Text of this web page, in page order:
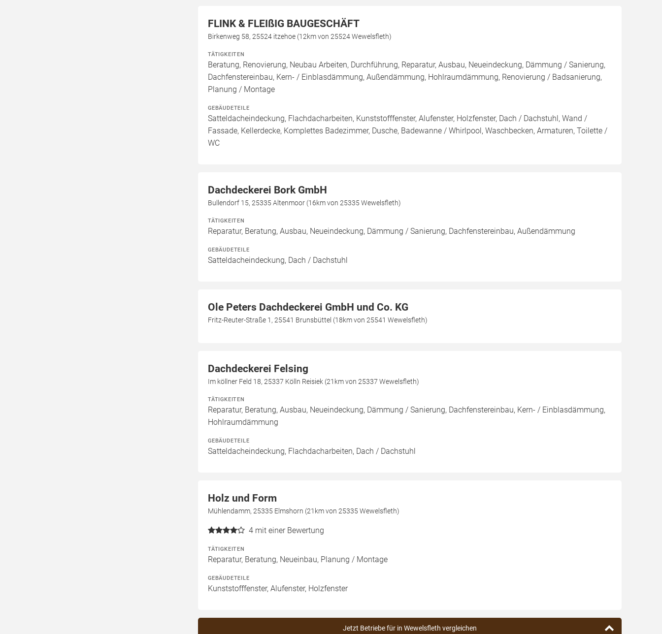
FLINK & FLEIßIG BAUGESCHÄFT
Birkenweg 58, 25524 itzehoe (12km von 25524 Wewelsfleth)
TÄTIGKEITEN
Beratung, Renovierung, Neubau Arbeiten, Durchführung, Reparatur, Ausbau, Neueindeckung, Dämmung / Sanierung,
Dachfenstereinbau, Kern- / Einblasdämmung, Außendämmung, Hohlraumdämmung, Renovierung / Badsanierung,
Planung / Montage
GEBÄUDETEILE
Satteldacheindeckung, Flachdacharbeiten, Kunststofffenster, Alufenster, Holzfenster, Dach / Dachstuhl, Wand /
Fassade, Kellerdecke, Komplettes Badezimmer, Dusche, Badewanne / Whirlpool, Waschbecken, Armaturen, Toilette /
WC
Dachdeckerei Bork GmbH
Bullendorf 15, 25335 Altenmoor (16km von 25335 Wewelsfleth)
TÄTIGKEITEN
Reparatur, Beratung, Ausbau, Neueindeckung, Dämmung / Sanierung, Dachfenstereinbau, Außendämmung
GEBÄUDETEILE
Satteldacheindeckung, Dach / Dachstuhl
Ole Peters Dachdeckerei GmbH und Co. KG
Fritz-Reuter-Straße 1, 25541 Brunsbüttel (18km von 25541 Wewelsfleth)
Dachdeckerei Felsing
Im köllner Feld 18, 25337 Kölln Reisiek (21km von 25337 Wewelsfleth)
TÄTIGKEITEN
Reparatur, Beratung, Ausbau, Neueindeckung, Dämmung / Sanierung, Dachfenstereinbau, Kern- / Einblasdämmung,
Hohlraumdämmung
GEBÄUDETEILE
Satteldacheindeckung, Flachdacharbeiten, Dach / Dachstuhl
Holz und Form
Mühlendamm, 25335 Elmshorn (21km von 25335 Wewelsfleth)
4 mit einer Bewertung
TÄTIGKEITEN
Reparatur, Beratung, Neueinbau, Planung / Montage
GEBÄUDETEILE
Kunststofffenster, Alufenster, Holzfenster
Jetzt Betriebe für in Wewelsfleth vergleichen